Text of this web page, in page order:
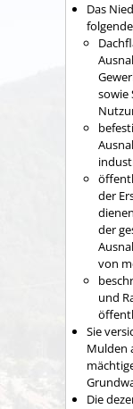
Das
sowie
indust
der
der
von
und
Sie
Mulden
Die